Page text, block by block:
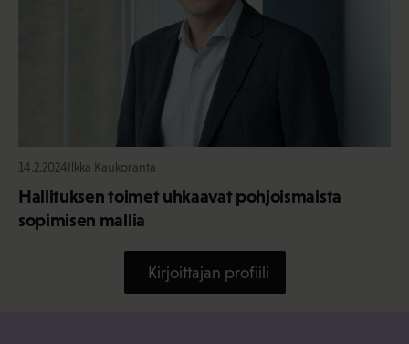
14.2.2024Ilkka Kaukoranta
Hallituksen toimet uhkaavat pohjoismaista
sopimisen mallia
Kirjoittajan profiili